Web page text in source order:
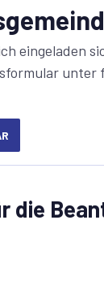
eingeladen
unter
die